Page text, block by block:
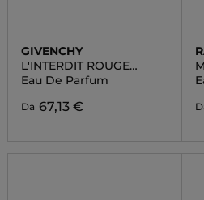
GIVENCHY
L'INTERDIT ROUGE
ULTIME
Eau De Parfum
Da 67,13 €